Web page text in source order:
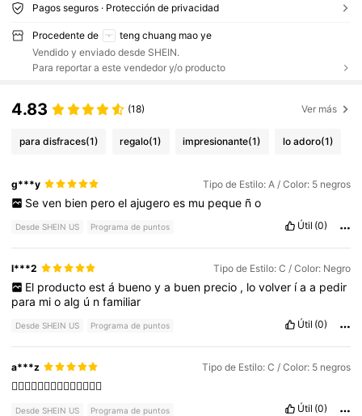
Pagos seguros · Protección de privacidad
Procedente de
teng chuang mao ye
Vendido y enviado desde SHEIN.
Para reportar a este vendedor y/o producto
4.83 (18) Ver más
para disfraces(1) regalo(1) impresionante(1) lo adoro(1)
g***y Tipo de Estilo: A / Color: 5 negros
Se ven bien pero el ajugero es mu peque ñ o
Desde SHEIN US Programa de puntos Útil (0)
l***2 Tipo de Estilo: C / Color: Negro
El producto est á bueno y a buen precio , lo volver ía a pedir
para mioalg ú nfamiliar
Desde SHEIN US Programa de puntos Útil (0)
a***z Tipo de Estilo: C / Color: 5 negros
❤️‍🔥❤️‍🔥❤️‍🔥❤️‍🔥❤️‍🔥❤️‍🔥❤️‍🔥
Desde SHEIN US Programa de puntos Útil (0)